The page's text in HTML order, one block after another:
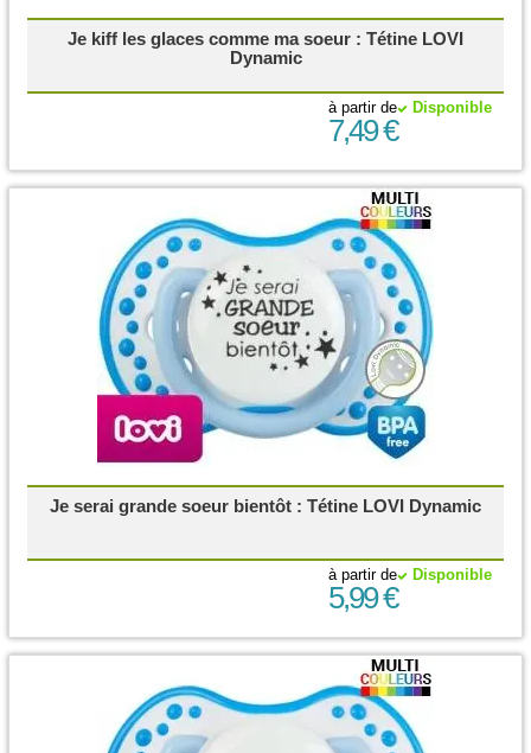
Je kiff les glaces comme ma soeur : Tétine LOVI
Dynamic
Disponible
à partir de
7,49 €
Je serai grande soeur bientôt : Tétine LOVI Dynamic
Disponible
à partir de
5,99 €